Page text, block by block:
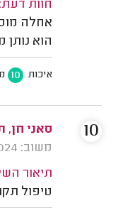
חוות דעת:
אחלה
הוא נותן
איכות 10
סאני חן,
משוב: 02/12/2024
תיאור
טיפול
10